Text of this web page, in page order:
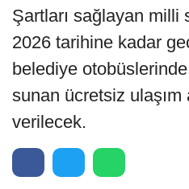
Şartları sağlayan milli
2026 tarihine kadar
belediye otobüslerinde
sunan ücretsiz ulaşım
verilecek.